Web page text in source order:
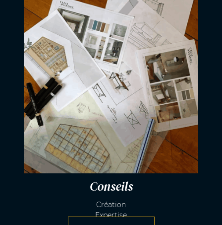
Conseils
Création
Expertise